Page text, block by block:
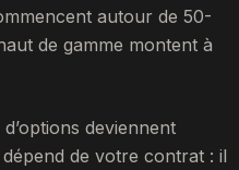
autour de 50-
de gamme montent à
deviennent
de votre contrat : il